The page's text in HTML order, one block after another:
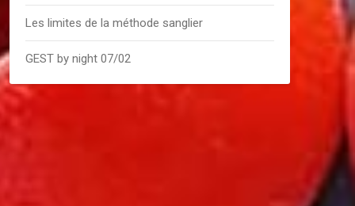
Les limites de la méthode sanglier
GEST by night 07/02